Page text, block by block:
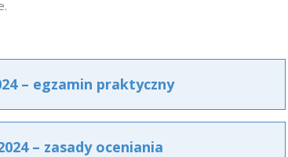
– egzamin praktyczny
– zasady oceniania